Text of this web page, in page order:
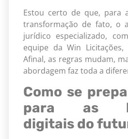
Estou certo de que, para
transformação de fato, o
jurídico especializado,
equipe da Win Licitações,
Afinal, as regras mudam,
abordagem faz toda a
Como se
para as
digitais do